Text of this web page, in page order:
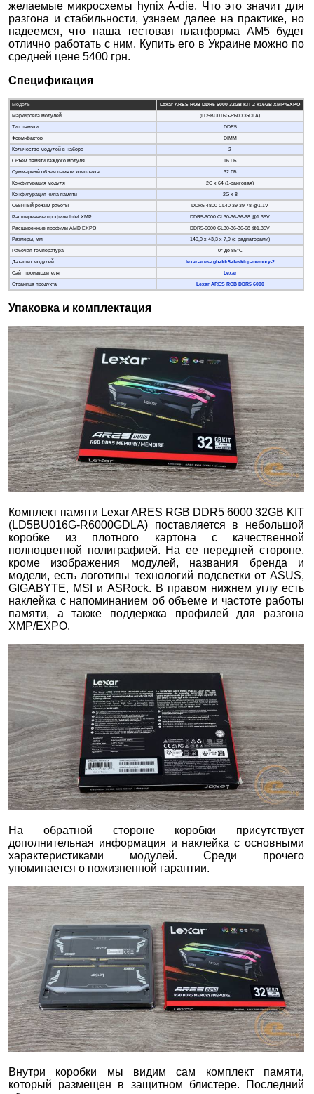
желаемые микросхемы hynix A-die. Что это значит для
разгона и стабильности, узнаем далее на практике, но
надеемся, что наша тестовая платформа AM5 будет
отлично работать с ним. Купить его в Украине можно по
средней цене 5400 грн.
Спецификация
Модель Lexar ARES RGB DDR5-6000 32GB KIT 2 х16GB XMP/EXPO
Маркировка модулей
(LD5BU016G-R6000GDLA)
Тип памяти
DDR5
Форм-фактор
DIMM
Количество модулей в наборе
2
Объем памяти каждого модуля
16 ГБ
Суммарный объем памяти комплекта
32 ГБ
Конфигурация модуля
2G x 64 (1-ранговая)
Конфигурация чипа памяти
2G x 8
Обычный режим работы
DDR5-4800 CL40-39-39-78 @1.1V
Расширенные профили Intel XMP
DDR5-6000 CL30-36-36-68 @1.35V
Расширенные профили AMD EXPO
DDR5-6000 CL30-36-36-68 @1.35V
Размеры, мм
140,0 х 43,3 х 7,9 (с радиаторами)
Рабочая температура
0° до 85°C
Даташит модулей
lexar-ares-rgb-ddr5-desktop-memory-2
Сайт производителя
Lexar
Страница продукта
Lexar ARES RGB DDR5 6000
Упаковка и комплектация
Комплект памяти Lexar ARES RGB DDR5 6000 32GB KIT
(LD5BU016G-R6000GDLA) поставляется в небольшой
коробке из плотного картона с качественной
полноцветной полиграфией. На ее передней стороне,
кроме изображения модулей, названия бренда и
модели, есть логотипы технологий подсветки от ASUS,
GIGABYTE, MSI и ASRock. В правом нижнем углу есть
наклейка с напоминанием об объеме и частоте работы
памяти, а также поддержка профилей для разгона
XMP/EXPO.
На обратной стороне коробки присутствует
дополнительная информация и наклейка с основными
характеристиками модулей. Среди прочего
упоминается о пожизненной гарантии.
Внутри коробки мы видим сам комплект памяти,
который размещен в защитном блистере. Последний